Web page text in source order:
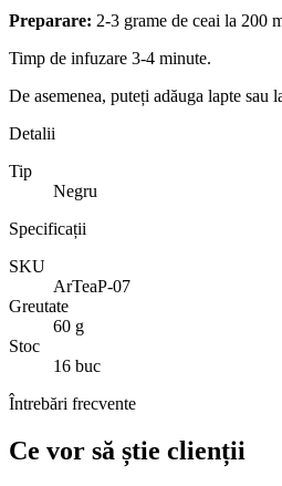
Preparare: 2-3 grame de ceai la 200
Timp de infuzare 3-4 minute.
De asemenea, puteți adăuga lapte sau
Detalii
Tip
Negru
Specificații
SKU
ArTeaP-07
Greutate
60 g
Stoc
16 buc
Întrebări frecvente
Ce vor să știe clienții